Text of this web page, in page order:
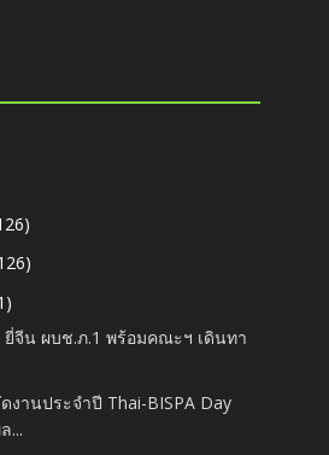
จีน ผบช.ภ.1 พร้อมคณะฯ เดินทา
งานประจำปี Thai-BISPA Day
...